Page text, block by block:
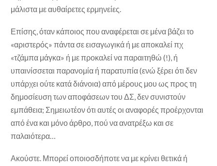
μάλιστα με αυθαίρετες ερμηνείες.
Επίσης, όταν κάποιος που αναφέρεται σε μένα βάζει το
«αριστερός» πάντα σε εισαγωγικά ή με αποκαλεί πχ
«τζάμπα μάγκα» ή με προκαλεί να παραιτηθώ (!), ή
υπαινίσσεται παρανομία ή παρατυπία (ενώ ξέρει ότι δεν
υπάρχει ούτε κατά διάνοια) από μέρους μου ως προς τη
δημοσίευση των αποφάσεων του ΔΣ, δεν συνιστούν
εμπάθεια; Σημειωτέον ότι αυτές οι αναφορές προέρχονται
από ένα και μόνο άρθρο, πού να ανατρέξω και σε
παλαιότερα…
Ακούστε. Μπορεί οποιοσδήποτε να με κρίνει θετικά ή